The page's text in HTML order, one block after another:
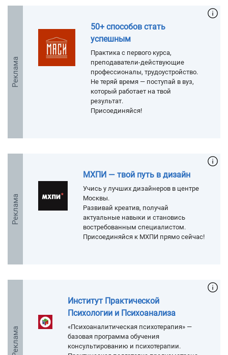
Реклама
50+ способов стать
успешным
Практика с первого курса,
преподаватели-действующие
профессионалы, трудоустройство.
Не теряй время — поступай в вуз,
который работает на твой
результат.
Присоединяйся!
Реклама
МХПИ — твой путь в дизайн
Учись у лучших дизайнеров в центре
Москвы.
Развивай креатив, получай
актуальные навыки и становись
востребованным специалистом.
Присоединяйся к МХПИ прямо сейчас!
Реклама
Институт Практической
Психологии и Психоанализа
«Психоаналитическая психотерапия» —
базовая программа обучения
консультированию и психотерапии.